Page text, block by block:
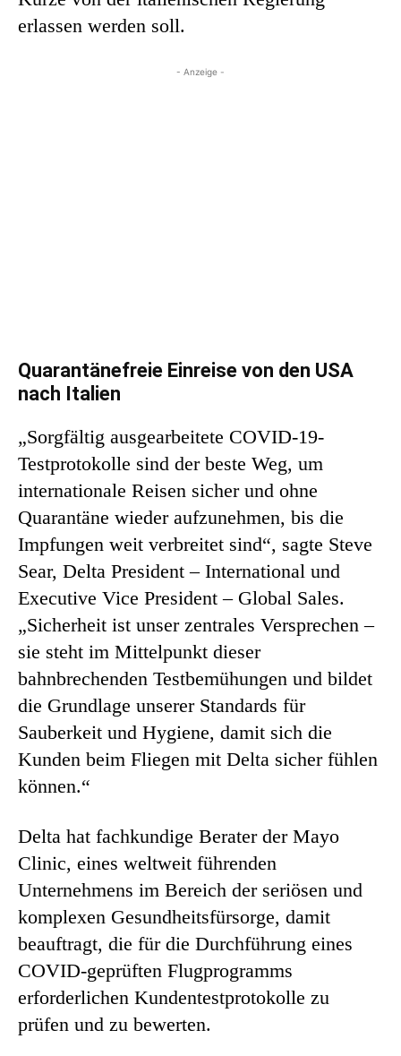
erlassen werden soll.
- Anzeige -
Quarantänefreie Einreise von den USA
nach Italien
„Sorgfältig ausgearbeitete COVID-19-
Testprotokolle sind der beste Weg, um
internationale Reisen sicher und ohne
Quarantäne wieder aufzunehmen, bis die
Impfungen weit verbreitet sind“, sagte Steve
Sear, Delta President – International und
Executive Vice President – Global Sales.
„Sicherheit ist unser zentrales Versprechen –
sie steht im Mittelpunkt dieser
bahnbrechenden Testbemühungen und bildet
die Grundlage unserer Standards für
Sauberkeit und Hygiene, damit sich die
Kunden beim Fliegen mit Delta sicher fühlen
können.“
Delta hat fachkundige Berater der Mayo
Clinic, eines weltweit führenden
Unternehmens im Bereich der seriösen und
komplexen Gesundheitsfürsorge, damit
beauftragt, die für die Durchführung eines
COVID-geprüften Flugprogramms
erforderlichen Kundentestprotokolle zu
prüfen und zu bewerten.